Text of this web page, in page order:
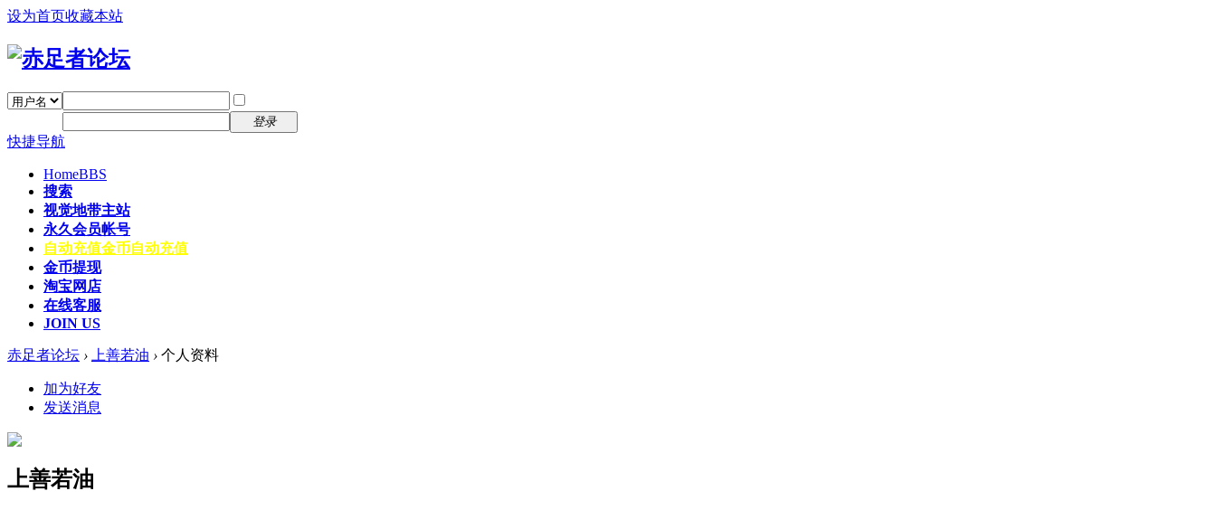
设为首页收藏本站
登录
快捷导航
HomeBBS
搜索
视觉地带主站
永久会员帐号
自动充值金币自动充值
金币提现
淘宝网店
在线客服
JOIN US
赤足者论坛 › 上善若油 › 个人资料
加为好友
发送消息
上善若油